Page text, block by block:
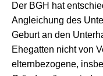
Der BGH hat
Angleichung des
Geburt an den
Ehegatten nicht von
elternbezogene,